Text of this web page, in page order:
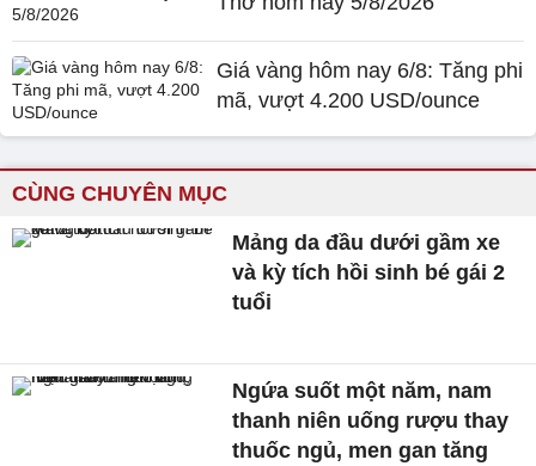
Giá vàng hôm nay 6/8: Tăng phi
mã, vượt 4.200 USD/ounce
CÙNG CHUYÊN MỤC
Mảng da đầu dưới gầm xe
và kỳ tích hồi sinh bé gái 2
tuổi
Ngứa suốt một năm, nam
thanh niên uống rượu thay
thuốc ngủ, men gan tăng